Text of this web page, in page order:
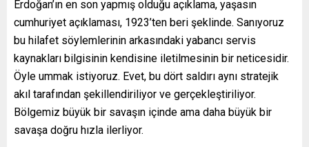
Erdoğan’ın en son yapmış olduğu açıklama, yaşasın
cumhuriyet açıklaması, 1923’ten beri şeklinde. Sanıyoruz
bu hilafet söylemlerinin arkasındaki yabancı servis
kaynakları bilgisinin kendisine iletilmesinin bir neticesidir.
Öyle ummak istiyoruz. Evet, bu dört saldırı aynı stratejik
akıl tarafından şekillendiriliyor ve gerçekleştiriliyor.
Bölgemiz büyük bir savaşın içinde ama daha büyük bir
savaşa doğru hızla ilerliyor.